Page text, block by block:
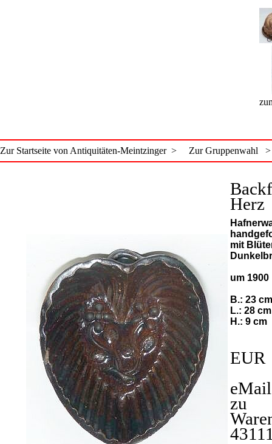
Zur Startseite von Antiquitäten-Meintzinger > Zur Gruppenwahl >
Herz
mit
um 1900
B.: 23 cm
L.: 28 cm
H.: 9 cm
zu